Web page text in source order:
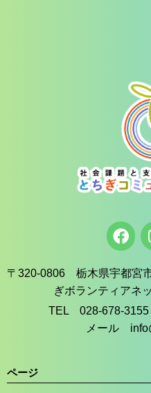
〒320-0806 栃木県宇都宮
ぎボランティアネ
TEL 028-678-
メール
ページ